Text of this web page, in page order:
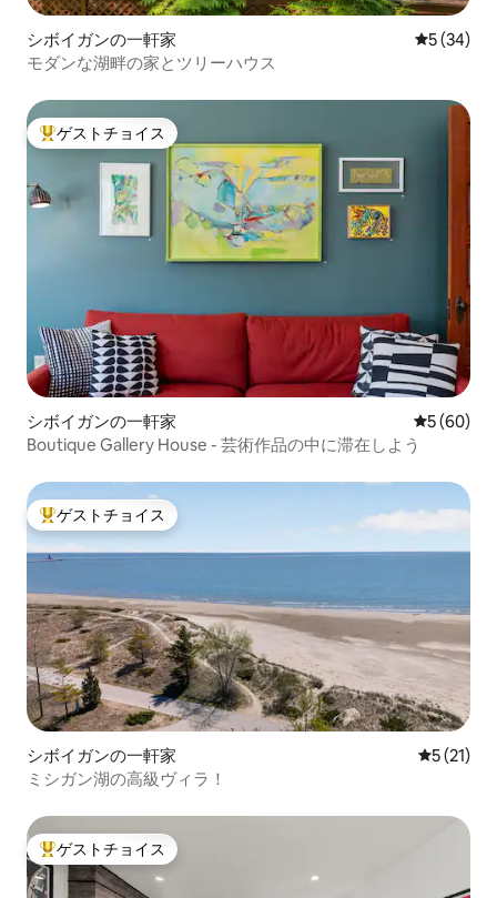
シボイガンの一軒家 レビュー
5 (34)
モダンな湖畔の家とツリーハウス
大好評のゲストチョイスです。
ゲストチョイス
シボイガンの一軒家 レビュー
5 (60)
Boutique Gallery House - 芸術作品の中に滞在しよう
大好評のゲストチョイスです。
ゲストチョイス
シボイガンの一軒家 レビュー
5 (21)
ミシガン湖の高級ヴィラ！
大好評のゲストチョイスです。
ゲストチョイス